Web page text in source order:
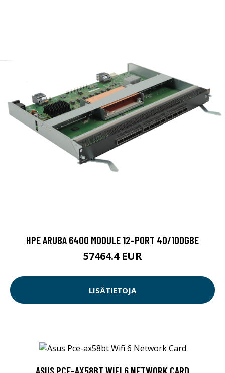
HPE ARUBA 6400 MODULE 12-PORT 40/100GBE
57464.4 EUR
LISÄTIETOJA